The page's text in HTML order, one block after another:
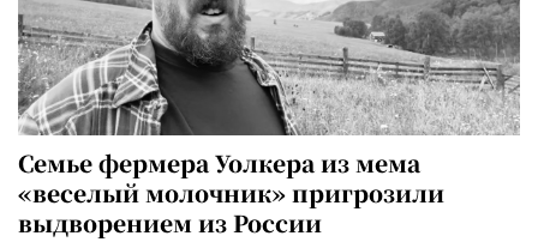
Семье фермера Уолкера из мема
«веселый молочник» пригрозили
выдворением из России